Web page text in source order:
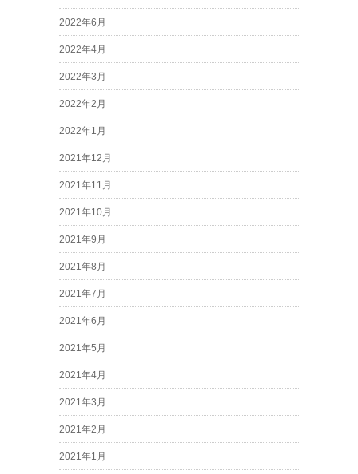
2022年6月
2022年4月
2022年3月
2022年2月
2022年1月
2021年12月
2021年11月
2021年10月
2021年9月
2021年8月
2021年7月
2021年6月
2021年5月
2021年4月
2021年3月
2021年2月
2021年1月